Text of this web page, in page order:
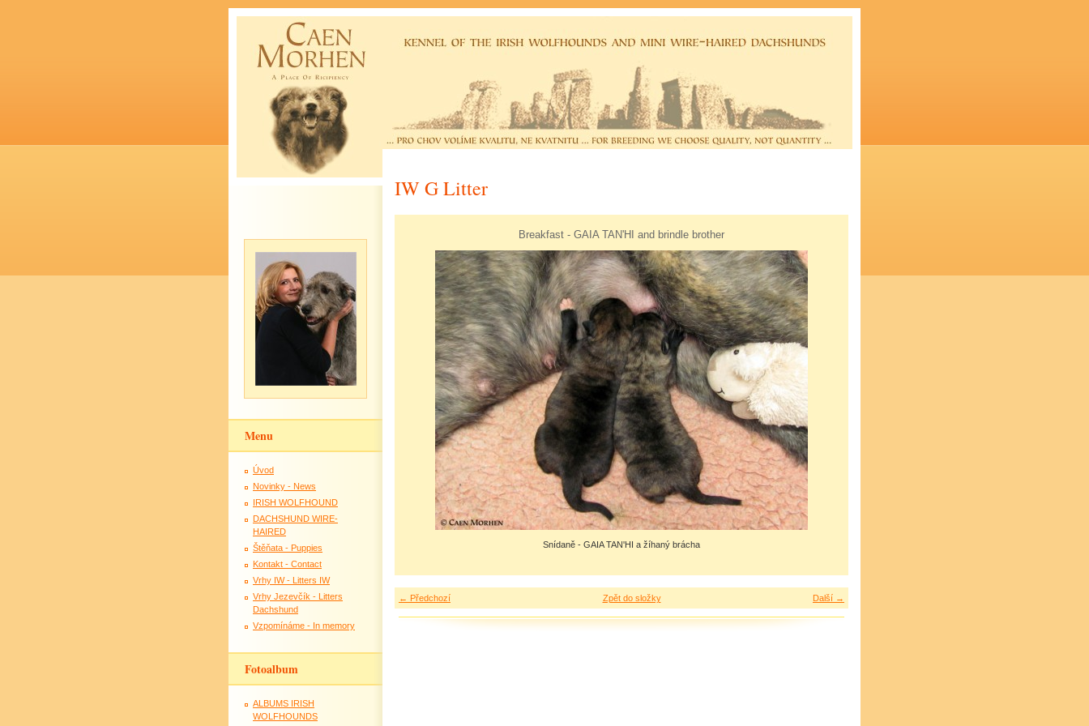
IW G Litter
Breakfast - GAIA TAN'HI and brindle brother
Snídaně - GAIA TAN'HI a žíhaný brácha
← Předchozí Další →
Zpět do složky
Menu
Úvod
Novinky - News
IRISH WOLFHOUND
DACHSHUND WIRE-
HAIRED
Štěňata - Puppies
Kontakt - Contact
Vrhy IW - Litters IW
Vrhy Jezevčík - Litters
Dachshund
Vzpomínáme - In memory
Fotoalbum
ALBUMS IRISH
WOLFHOUNDS